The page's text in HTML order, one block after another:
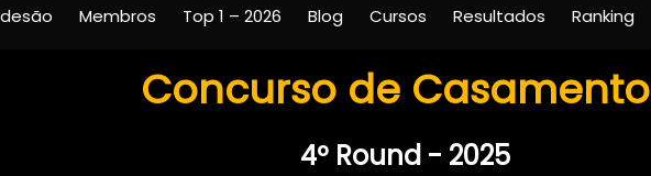
Membros Top 1 – 2026 Blog Cursos Resultados Ranking
Concurso de
4º Round - 2025